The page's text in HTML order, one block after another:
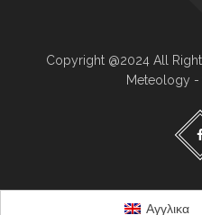
Copyright @2024 All
Meteology -
Αγγλικα